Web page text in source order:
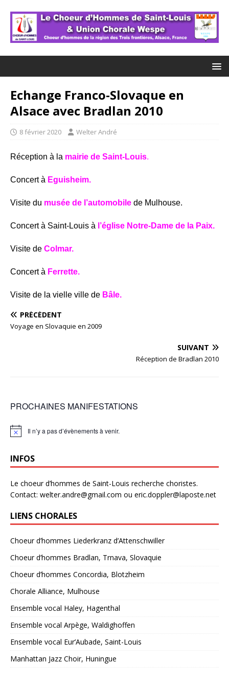
Echange Franco-Slovaque en
Alsace avec Bradlan 2010
8 février 2020 Welter André
Réception à la mairie de Saint-Louis.
Concert à Eguisheim.
Visite du musée de l’automobile de Mulhouse.
Concert à Saint-Louis à l’église Notre-Dame de la Paix.
Visite de Colmar.
Concert à Ferrette.
Visite de la vielle ville de Bâle.
PRÉCÉDENT
Voyage en Slovaquie en 2009
SUIVANT
Réception de Bradlan 2010
PROCHAINES MANIFESTATIONS
N
c
Il n’y a pas d’évènements à venir.
INFOS
Le choeur d’hommes de Saint-Louis recherche choristes.
Contact: welter.andre@gmail.com ou eric.doppler@laposte.net
LIENS CHORALES
Choeur d’hommes Liederkranz d’Attenschwiller
Choeur d’hommes Bradlan, Trnava, Slovaquie
Choeur d’hommes Concordia, Blotzheim
Chorale Alliance, Mulhouse
Ensemble vocal Haley, Hagenthal
Ensemble vocal Arpège, Waldighoffen
Ensemble vocal Eur’Aubade, Saint-Louis
Manhattan Jazz Choir, Huningue